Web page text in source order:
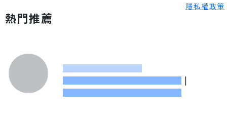
隱私權政策
熱門推薦
|